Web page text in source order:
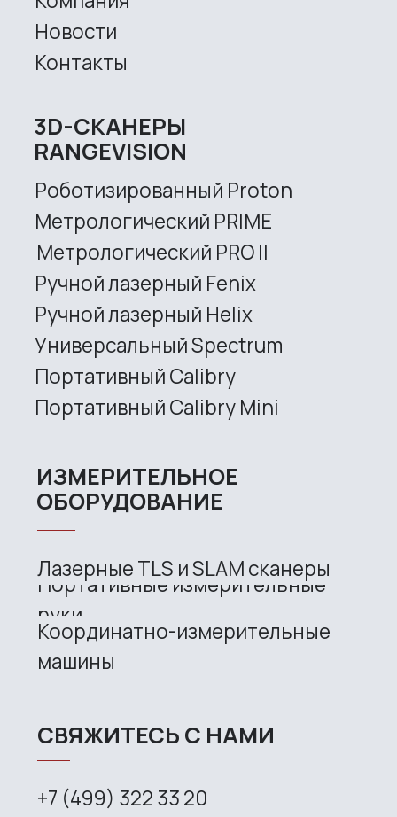
Site map
Privacy policy
Copyright © 2026 RangeVision. All
rights reserved.
RangeVision